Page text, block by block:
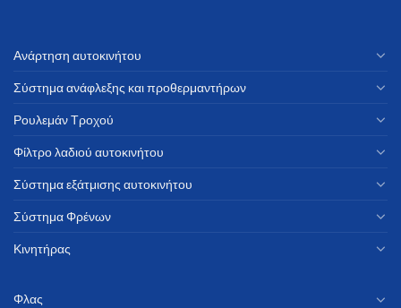
Ανάρτηση αυτοκινήτου
Σύστημα ανάφλεξης και προθερμαντήρων
Ρουλεμάν Τροχού
Φίλτρο λαδιού αυτοκινήτου
Σύστημα εξάτμισης αυτοκινήτου
Σύστημα Φρένων
Κινητήρας
Φλας